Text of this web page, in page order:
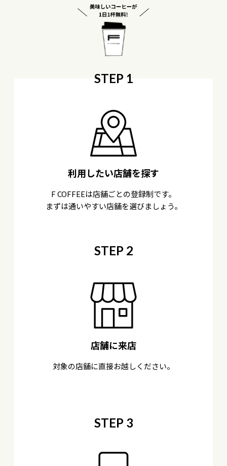
STEP 1
利用したい店舗を探す
F COFFEEは店舗ごとの登録制です。
まずは通いやすい店舗を選びましょう。
STEP 2
店舗に来店
対象の店舗に直接お越しください。
STEP 3